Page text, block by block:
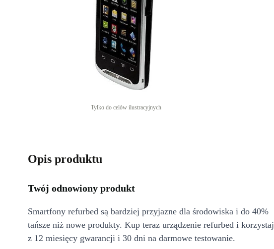
Tylko do celów ilustracyjnych
Opis produktu
Twój odnowiony produkt
Smartfony refurbed są bardziej przyjazne dla środowiska i do 40%
tańsze niż nowe produkty. Kup teraz urządzenie refurbed i korzystaj
z 12 miesięcy gwarancji i 30 dni na darmowe testowanie.